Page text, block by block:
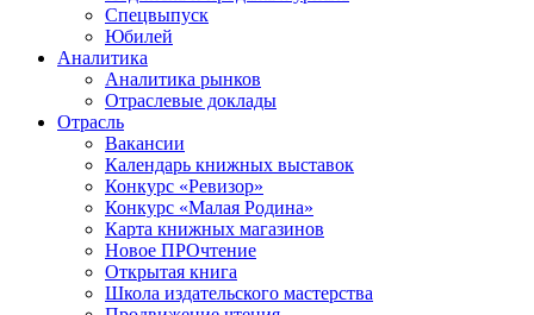
Спецвыпуск
Юбилей
Аналитика
Аналитика рынков
Отраслевые доклады
Отрасль
Вакансии
Календарь книжных выставок
Конкурс «Ревизор»
Конкурс «Малая Родина»
Карта книжных магазинов
Новое ПРОчтение
Открытая книга
Школа издательского мастерства